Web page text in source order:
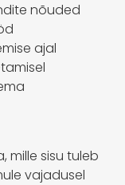
nõuded
ajal
mille sisu tuleb
vajadusel